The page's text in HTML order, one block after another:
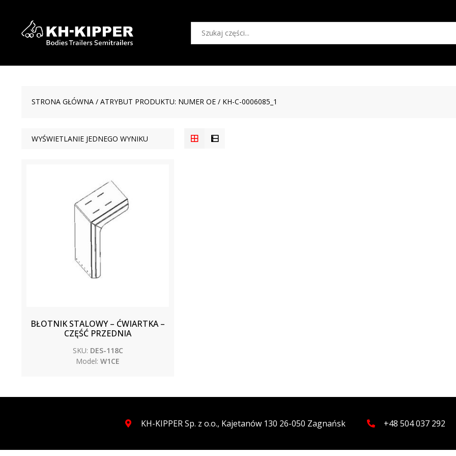
STRONA GŁÓWNA / ATRYBUT PRODUKTU: NUMER OE / KH-C-0006085_1
WYŚWIETLANIE JEDNEGO WYNIKU
BŁOTNIK STALOWY – ĆWIARTKA –
CZĘŚĆ PRZEDNIA
SKU: DES-118C
Model: W1CE
KH-KIPPER Sp. z o.o., Kajetanów 130 26-050 Zagnańsk +48 504 037 292